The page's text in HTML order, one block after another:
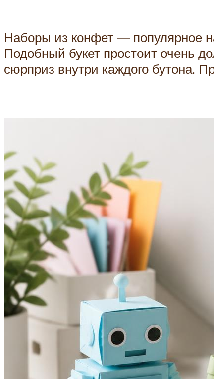
Наборы из конфет — популярное
Подобный букет простоит очень
сюрприз внутри каждого бутона.